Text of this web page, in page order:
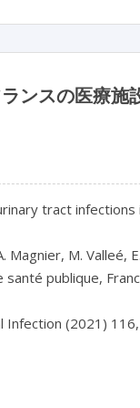
ンスの医療施
tract
M. Valleé,
santé publique,
Infection (2021)